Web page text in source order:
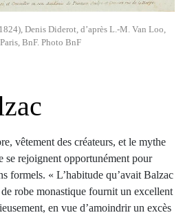
Denis Diderot, d’après L.-M. Van Loo,
BnF. Photo BnF
vêtement des créateurs, et le mythe
se rejoignent opportunément pour
formels. « L’habitude qu’avait Balzac
robe monastique fournit un excellent
en vue d’amoindrir un excès